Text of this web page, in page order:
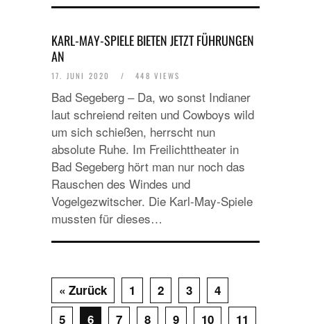
KARL-MAY-SPIELE BIETEN JETZT FÜHRUNGEN
AN
17. JUNI 2020 / 448 VIEWS
Bad Segeberg – Da, wo sonst Indianer
laut schreiend reiten und Cowboys wild
um sich schießen, herrscht nun
absolute Ruhe. Im Freilichttheater in
Bad Segeberg hört man nur noch das
Rauschen des Windes und
Vogelgezwitscher. Die Karl-May-Spiele
mussten für dieses…
« Zurück 1 2 3
4
5
6 7 8 9 10
11